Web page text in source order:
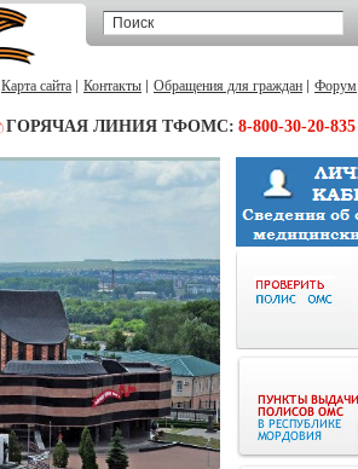
Карта сайта Контакты Обращения для граждан Форум
ГОРЯЧАЯ ЛИНИЯ ТФОМС: 8-800-30-20-835